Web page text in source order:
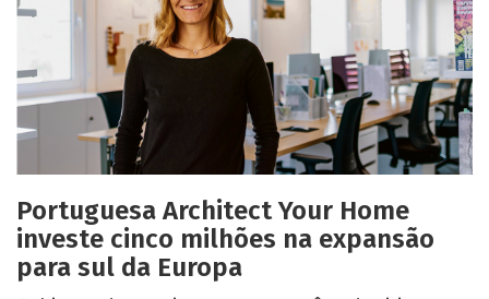
Portuguesa Architect Your Home
investe cinco milhões na expansão
para sul da Europa